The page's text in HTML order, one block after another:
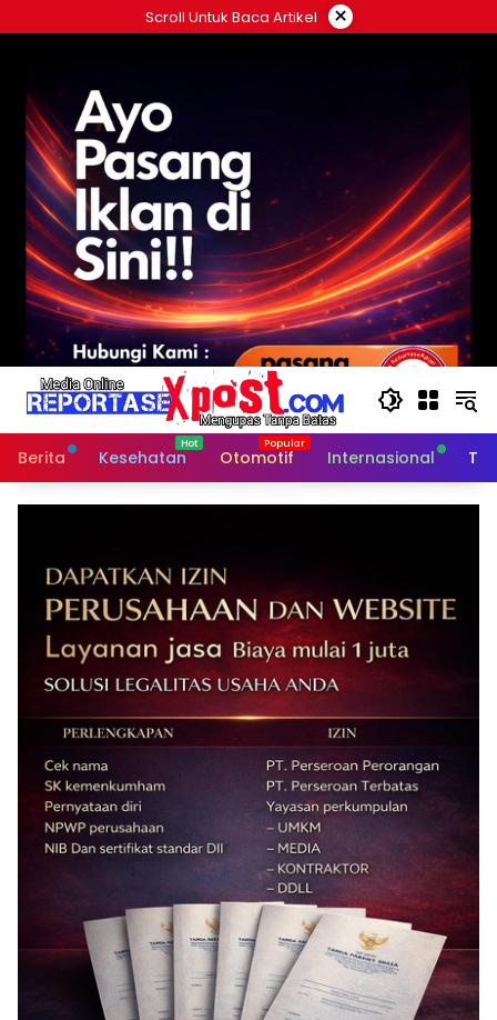
ke
Scroll Untuk Baca Artikel ×
Berita Kesehatan Otomotif Internasional